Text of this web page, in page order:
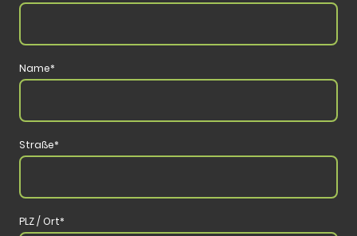
Name*
Straße*
PLZ / Ort*